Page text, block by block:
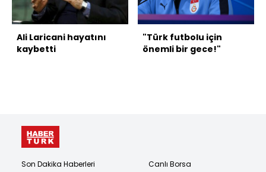
Ali Laricani hayatını
kaybetti
"Türk futbolu için
önemli bir gece!"
Son Dakika Haberleri
Canlı Borsa